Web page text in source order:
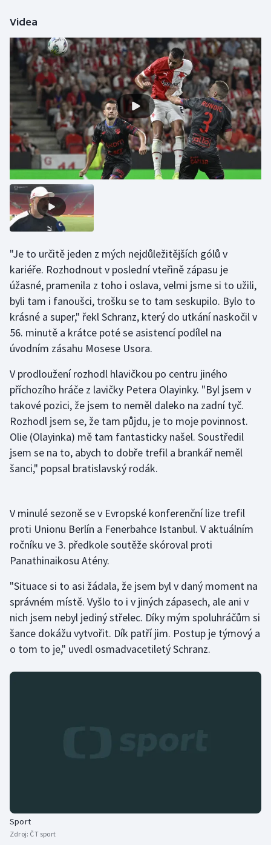
Golf
Gymnastika
Házená
Jezdectví
Judo
Krasobruslení
Lezení
Lyže a snowboard
Moderní pětiboj
Motorsport
Olympijské hry
Parasport
Plavání
Plážový volejbal
Ragby
Rychlobruslení
Short track
Sportovní střelba
Stolní tenis
Triatlon
Veslování
Vodní slalom
Videa
"Je to určitě jeden z mých nejdůležitějších gólů v
kariéře. Rozhodnout v poslední vteřině zápasu je
úžasné, pramenila z toho i oslava, velmi jsme si to užili,
byli tam i fanoušci, trošku se to tam seskupilo. Bylo to
krásné a super," řekl Schranz, který do utkání naskočil v
56. minutě a krátce poté se asistencí podílel na
úvodním zásahu Mosese Usora.
V prodloužení rozhodl hlavičkou po centru jiného
příchozího hráče z lavičky Petera Olayinky. "Byl jsem v
takové pozici, že jsem to neměl daleko na zadní tyč.
Rozhodl jsem se, že tam půjdu, je to moje povinnost.
Olie (Olayinka) mě tam fantasticky našel. Soustředil
jsem se na to, abych to dobře trefil a brankář neměl
šanci," popsal bratislavský rodák.
V minulé sezoně se v Evropské konferenční lize trefil
proti Unionu Berlín a Fenerbahce Istanbul. V aktuálním
ročníku ve 3. předkole soutěže skóroval proti
Panathinaikosu Atény.
"Situace si to asi žádala, že jsem byl v daný moment na
správném místě. Vyšlo to i v jiných zápasech, ale ani v
nich jsem nebyl jediný střelec. Díky mým spoluhráčům si
šance dokážu vytvořit. Dík patří jim. Postup je týmový a
o tom to je," uvedl osmadvacetiletý Schranz.
Sport
Zdroj: ČT sport